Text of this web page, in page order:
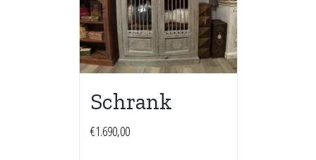
Schrank
€1.690,00